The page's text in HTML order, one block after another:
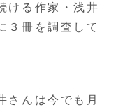
ける作家・浅井
３冊を調査して
さんは今でも月